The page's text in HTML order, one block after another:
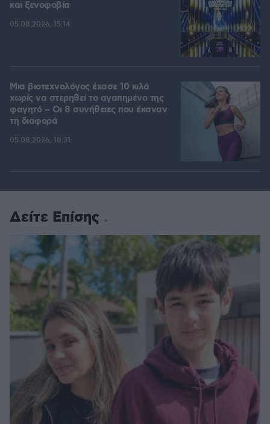
και ξενοφοβία
05.08.2026, 15:14
Μια βιοτεχνολόγος έχασε 10 κιλά
χωρίς να στερηθεί το αγαπημένο της
φαγητό – Οι 8 συνήθειες που έκαναν
τη διαφορά
05.08.2026, 18:31
Δείτε Επίσης